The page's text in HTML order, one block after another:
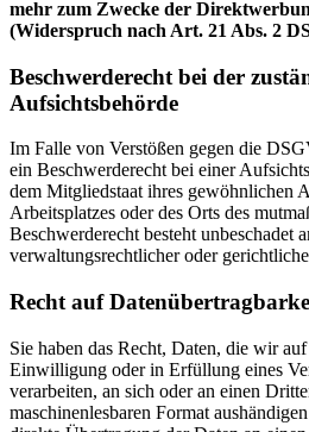
mehr zum Zwecke der
(Widerspruch nach Art. 21 Abs. 2
Beschwerderecht bei der
Aufsichtsbehörde
Im Falle von Verstößen gegen die
ein Beschwerderecht bei einer
dem Mitgliedstaat ihres gewöhnlichen
Arbeitsplatzes oder des Orts des
Beschwerderecht besteht unbeschadet
verwaltungsrechtlicher oder
Recht auf
Sie haben das Recht, Daten, die wir
Einwilligung oder in Erfüllung eines
verarbeiten, an sich oder an einen
maschinenlesbaren Format